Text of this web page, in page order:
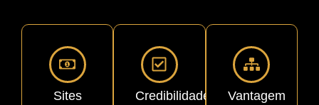
Sites
Credibilidade
Vantagem